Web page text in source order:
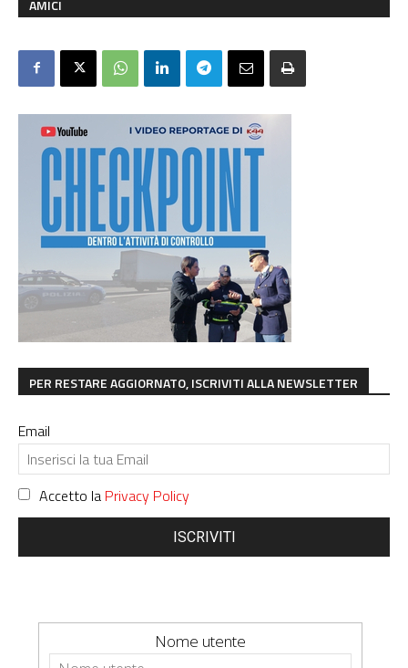
AMICI
PER RESTARE AGGIORNATO, ISCRIVITI ALLA NEWSLETTER
Email
Accetto la Privacy Policy
ISCRIVITI
Nome utente